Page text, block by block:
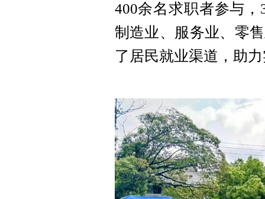
400余名求职者参与
制造业、服务业、零
了居民就业渠道，助